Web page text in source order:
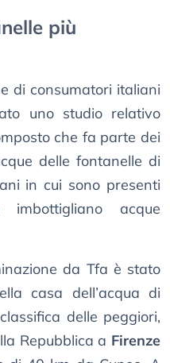
più
di consumatori italiani
uno studio relativo
che fa parte dei
delle fontanelle di
in cui sono presenti
acque
da Tfa è stato
casa dell’acqua di
delle peggiori,
Repubblica a Firenze